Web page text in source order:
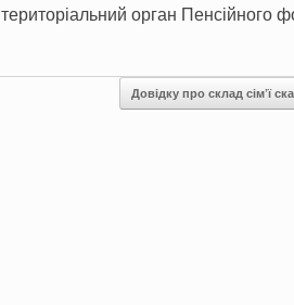
орган Пенсійного
Довідку про склад сім’ї